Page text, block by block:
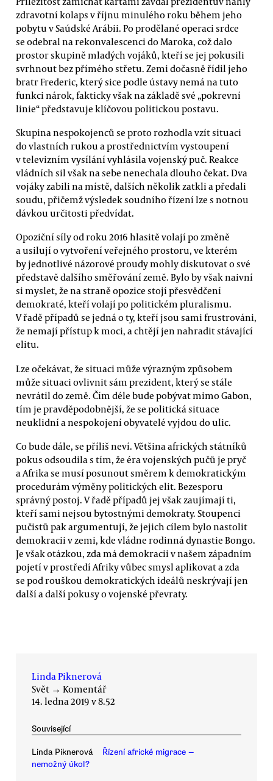
zdravotní kolaps v říjnu minulého roku během jeho
pobytu v Saúdské Arábii. Po prodělané operaci srdce
se odebral na rekonvalescenci do Maroka, což dalo
prostor skupině mladých vojáků, kteří se jej pokusili
svrhnout bez přímého střetu. Zemi dočasně řídil jeho
bratr Frederic, který sice podle ústavy nemá na tuto
funkci nárok, fakticky však na základě své „pokrevní
linie“ představuje klíčovou politickou postavu.
Skupina nespokojenců se proto rozhodla vzít situaci
do vlastních rukou a prostřednictvím vystoupení
v televizním vysílání vyhlásila vojenský puč. Reakce
vládních sil však na sebe nenechala dlouho čekat. Dva
vojáky zabili na místě, dalších několik zatkli a předali
soudu, přičemž výsledek soudního řízení lze s notnou
dávkou určitosti předvídat.
Opoziční síly od roku 2016 hlasitě volají po změně
a usilují o vytvoření veřejného prostoru, ve kterém
by jednotlivé názorové proudy mohly diskutovat o své
představě dalšího směřování země. Bylo by však naivní
si myslet, že na straně opozice stojí přesvědčení
demokraté, kteří volají po politickém pluralismu.
V řadě případů se jedná o ty, kteří jsou sami frustrováni,
že nemají přístup k moci, a chtějí jen nahradit stávající
elitu.
Lze očekávat, že situaci může výrazným způsobem
může situaci ovlivnit sám prezident, který se stále
nevrátil do země. Čím déle bude pobývat mimo Gabon,
tím je pravděpodobnější, že se politická situace
neuklidní a nespokojení obyvatelé vyjdou do ulic.
Co bude dále, se příliš neví. Většina afrických státníků
pokus odsoudila s tím, že éra vojenských pučů je pryč
a Afrika se musí posunout směrem k demokratickým
procedurám výměny politických elit. Bezesporu
správný postoj. V řadě případů jej však zaujímají ti,
kteří sami nejsou bytostnými demokraty. Stoupenci
pučistů pak argumentují, že jejich cílem bylo nastolit
demokracii v zemi, kde vládne rodinná dynastie Bongo.
Je však otázkou, zda má demokracii v našem západním
pojetí v prostředí Afriky vůbec smysl aplikovat a zda
se pod rouškou demokratických ideálů neskrývají jen
další a další pokusy o vojenské převraty.
Linda Piknerová
Svět → Komentář
14. ledna 2019 v 8.52
Související
Linda Piknerová
Řízení africké migrace —
nemožný úkol?